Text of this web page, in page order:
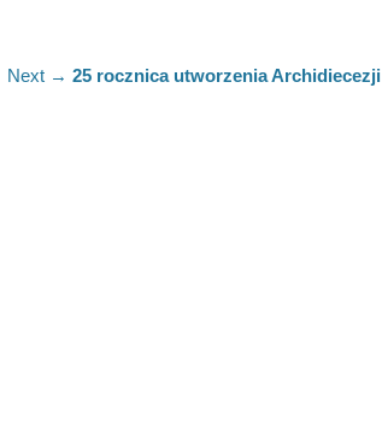
Next → Next
25 rocznica utworzenia Archidiecezji